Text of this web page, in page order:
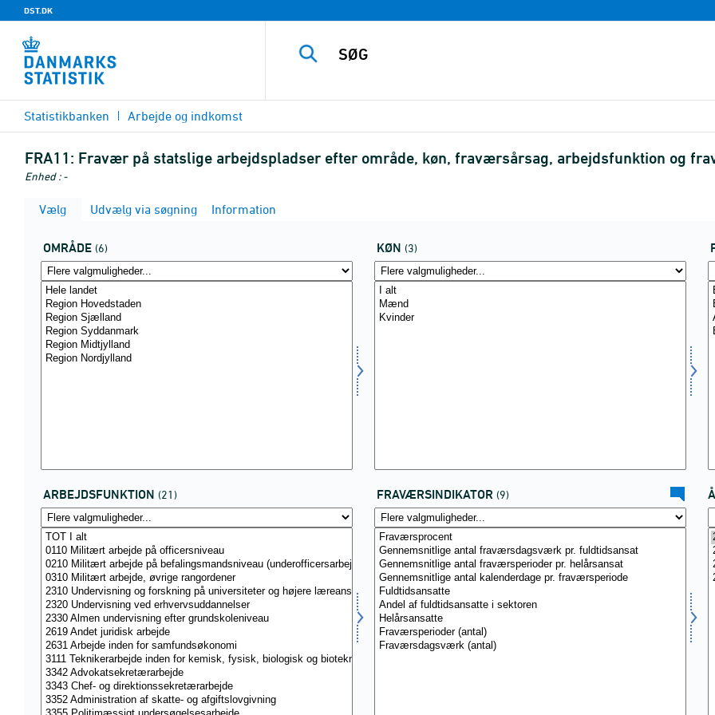
DST.DK
Statistikbanken Arbejde og indkomst
FRA11: Fravær på statslige arbejdspladser efter område, køn, fraværsårsag, arbejdsfunktion og
Enhed : -
Vælg Udvælg via søgning Information
OMRÅDE (6) KØN (3)
ARBEJDSFUNKTION (21) FRAVÆRSINDIKATOR (9)